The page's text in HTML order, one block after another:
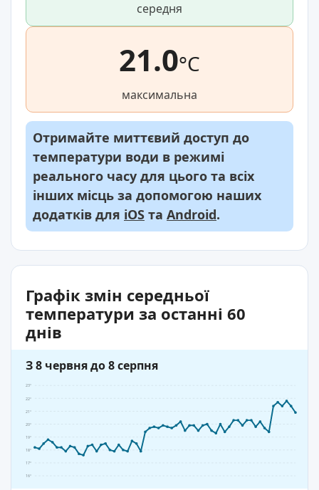
середня
21.0°C
максимальна
Отримайте миттєвий доступ до
температури води в режимі
реального часу для цього та всіх
інших місць за допомогою наших
додатків для iOS та Android.
Графік змін середньої
температури за останні 60
днів
З 8 червня до 8 серпня
16°
17°
18°
19°
20°
21°
22°
23°